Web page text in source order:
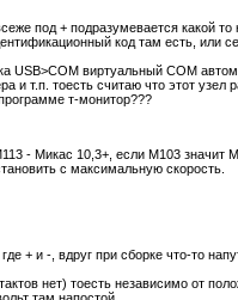
под + подразумевается какой
код там есть,
USB>COM виртуальный СОМ
т.п. тоесть считаю что этот узел
т-монитор???
- Микас 10,3+, если М103 значит
с максимальную скорость.
+ и -, вдруг при сборке что-то
нет) тоесть независимо от